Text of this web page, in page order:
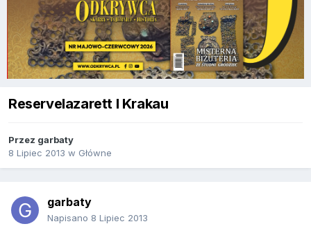
Reservelazarett I Krakau
Przez garbaty
8 Lipiec 2013 w Główne
garbaty
Napisano 8 Lipiec 2013